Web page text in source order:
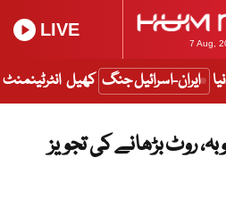
7 Aug,
LIVE
ایران-اسرائیل جنگ کھیل انٹرٹینمنٹ
روٹ بڑھانے کی تجویز